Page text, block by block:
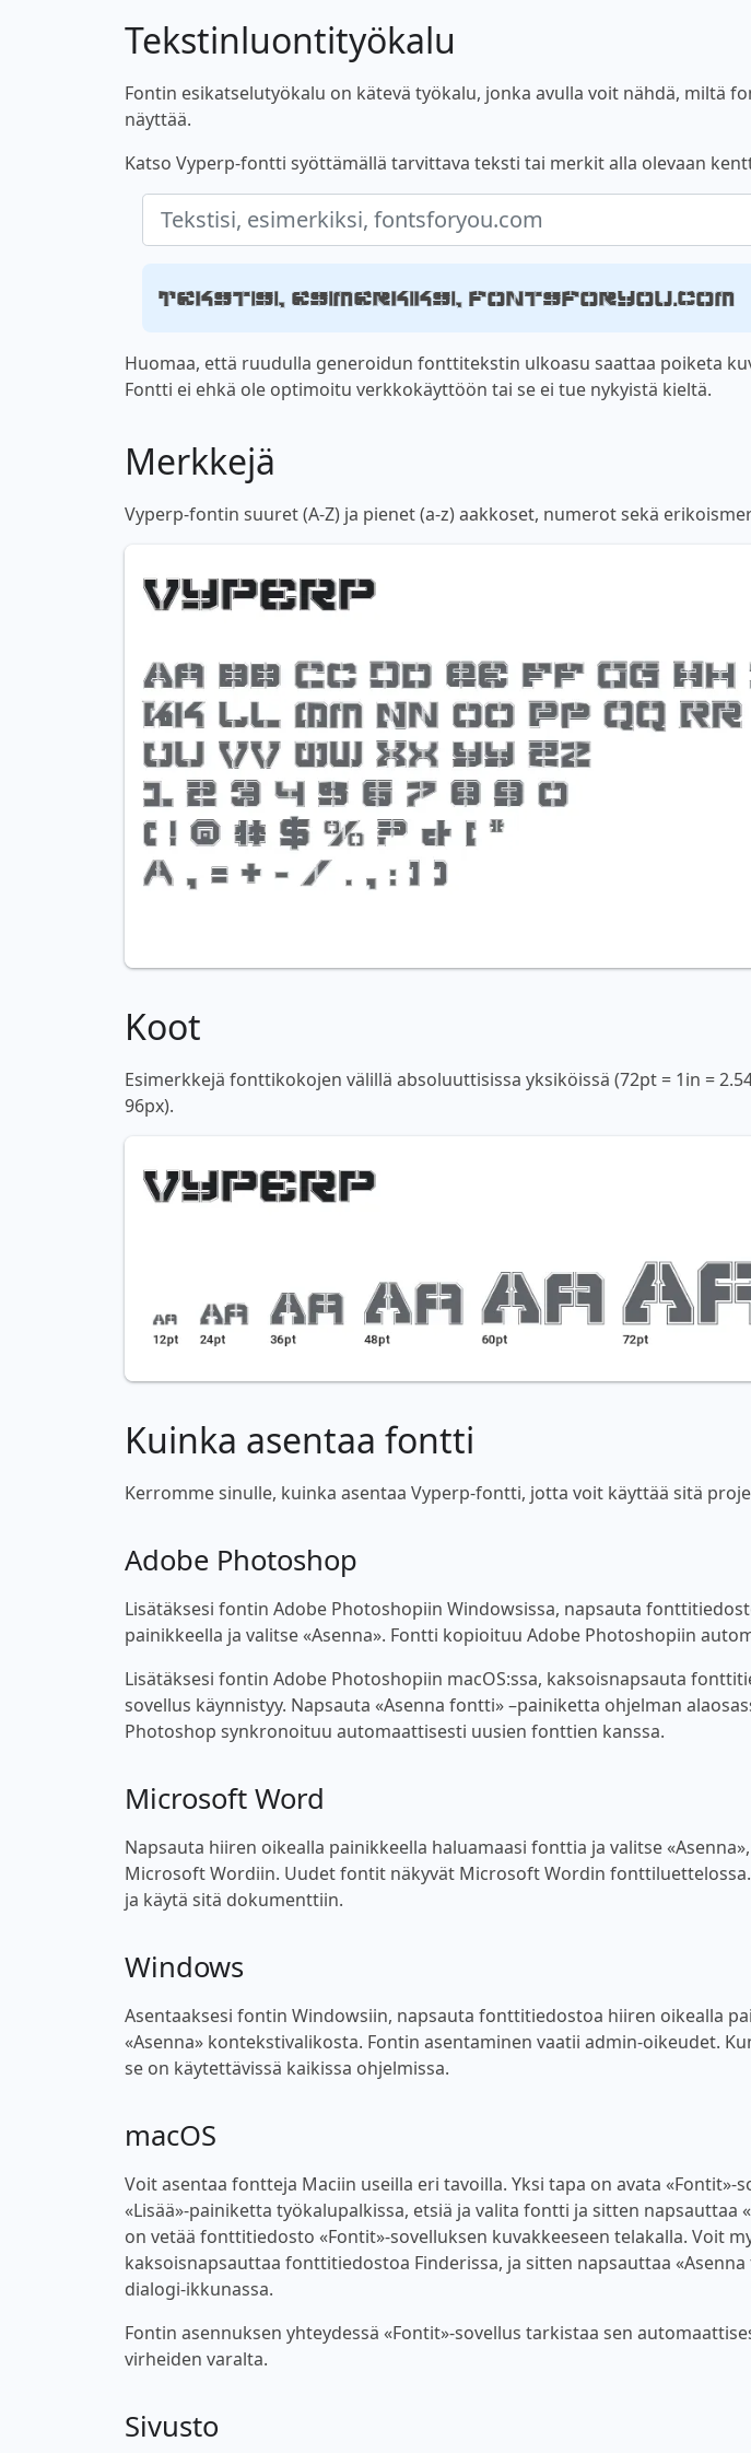
Tekstinluontityökalu
Fontin esikatselutyökalu on kätevä työkalu, jonka avulla voit nähdä, miltä
näyttää.
Katso Vyperp-fontti syöttämällä tarvittava teksti tai merkit alla olevaan
Tekstisi, esimerkiksi, fontsforyou.com
Huomaa, että ruudulla generoidun fonttitekstin ulkoasu saattaa poiketa
Fontti ei ehkä ole optimoitu verkkokäyttöön tai se ei tue nykyistä kieltä.
Merkkejä
Vyperp-fontin suuret (A-Z) ja pienet (a-z) aakkoset, numerot sekä
Koot
Esimerkkejä fonttikokojen välillä absoluuttisissa yksiköissä (72pt = 1in =
96px).
Kuinka asentaa fontti
Kerromme sinulle, kuinka asentaa Vyperp-fontti, jotta voit käyttää sitä
Adobe Photoshop
Lisätäksesi fontin Adobe Photoshopiin Windowsissa, napsauta
painikkeella ja valitse «Asenna». Fontti kopioituu Adobe Photoshopiin
Lisätäksesi fontin Adobe Photoshopiin macOS:ssa, kaksoisnapsauta
sovellus käynnistyy. Napsauta «Asenna fontti» –painiketta ohjelman
Photoshop synkronoituu automaattisesti uusien fonttien kanssa.
Microsoft Word
Napsauta hiiren oikealla painikkeella haluamaasi fonttia ja valitse
Microsoft Wordiin. Uudet fontit näkyvät Microsoft Wordin
ja käytä sitä dokumenttiin.
Windows
Asentaaksesi fontin Windowsiin, napsauta fonttitiedostoa hiiren oikealla
«Asenna» kontekstivalikosta. Fontin asentaminen vaatii admin-oikeudet.
se on käytettävissä kaikissa ohjelmissa.
macOS
Voit asentaa fontteja Maciin useilla eri tavoilla. Yksi tapa on avata «Fontit»-
«Lisää»-painiketta työkalupalkissa, etsiä ja valita fontti ja sitten napsauttaa
on vetää fonttitiedosto «Fontit»-sovelluksen kuvakkeeseen telakalla. Voit
kaksoisnapsauttaa fonttitiedostoa Finderissa, ja sitten napsauttaa
dialogi-ikkunassa.
Fontin asennuksen yhteydessä «Fontit»-sovellus tarkistaa sen
virheiden varalta.
Sivusto